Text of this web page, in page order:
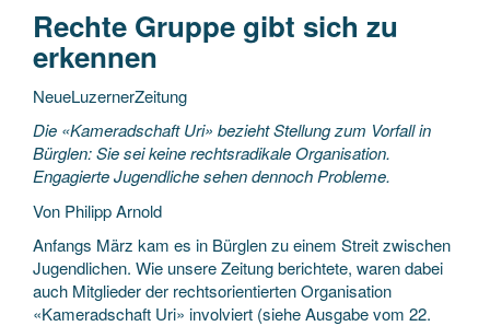
Rechte Gruppe gibt sich zu
erkennen
NeueLuzernerZeitung
Die «Kameradschaft Uri» bezieht Stellung zum Vorfall in
Bürglen: Sie sei keine rechtsradikale Organisation.
Engagierte Jugendliche sehen dennoch Probleme.
Von Philipp Arnold
Anfangs März kam es in Bürglen zu einem Streitzwischen
Jugendlichen. Wie unsere Zeitung berichtete, waren dabei
auch Mitglieder der rechtsorientierten Organisation
«Kameradschaft Uri» involviert (siehe Ausgabe vom 22.